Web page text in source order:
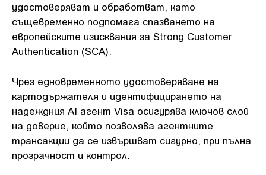
удостоверяват и обработват, като
същевременно подпомага спазването на
европейските изисквания за Strong Customer
Authentication (SCA).
Чрез едновременното удостоверяване на
картодържателя и идентифицирането на
надеждния AI агент Visa осигурява ключов слой
на доверие, който позволява агентните
трансакции да се извършват сигурно, при пълна
прозрачност и контрол.